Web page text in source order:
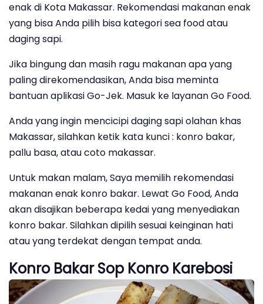
enak di Kota Makassar. Rekomendasi makanan enak
yang bisa Anda pilih bisa kategori sea food atau
daging sapi.
Jika bingung dan masih ragu makanan apa yang
paling direkomendasikan, Anda bisa meminta
bantuan aplikasi Go-Jek. Masuk ke layanan Go Food.
Anda yang ingin mencicipi daging sapi olahan khas
Makassar, silahkan ketik kata kunci : konro bakar,
pallu basa, atau coto makassar.
Untuk makan malam, Saya memilih rekomendasi
makanan enak konro bakar. Lewat Go Food, Anda
akan disajikan beberapa kedai yang menyediakan
konro bakar. Silahkan dipilih sesuai keinginan hati
atau yang terdekat dengan tempat anda.
Konro Bakar Sop Konro Karebosi